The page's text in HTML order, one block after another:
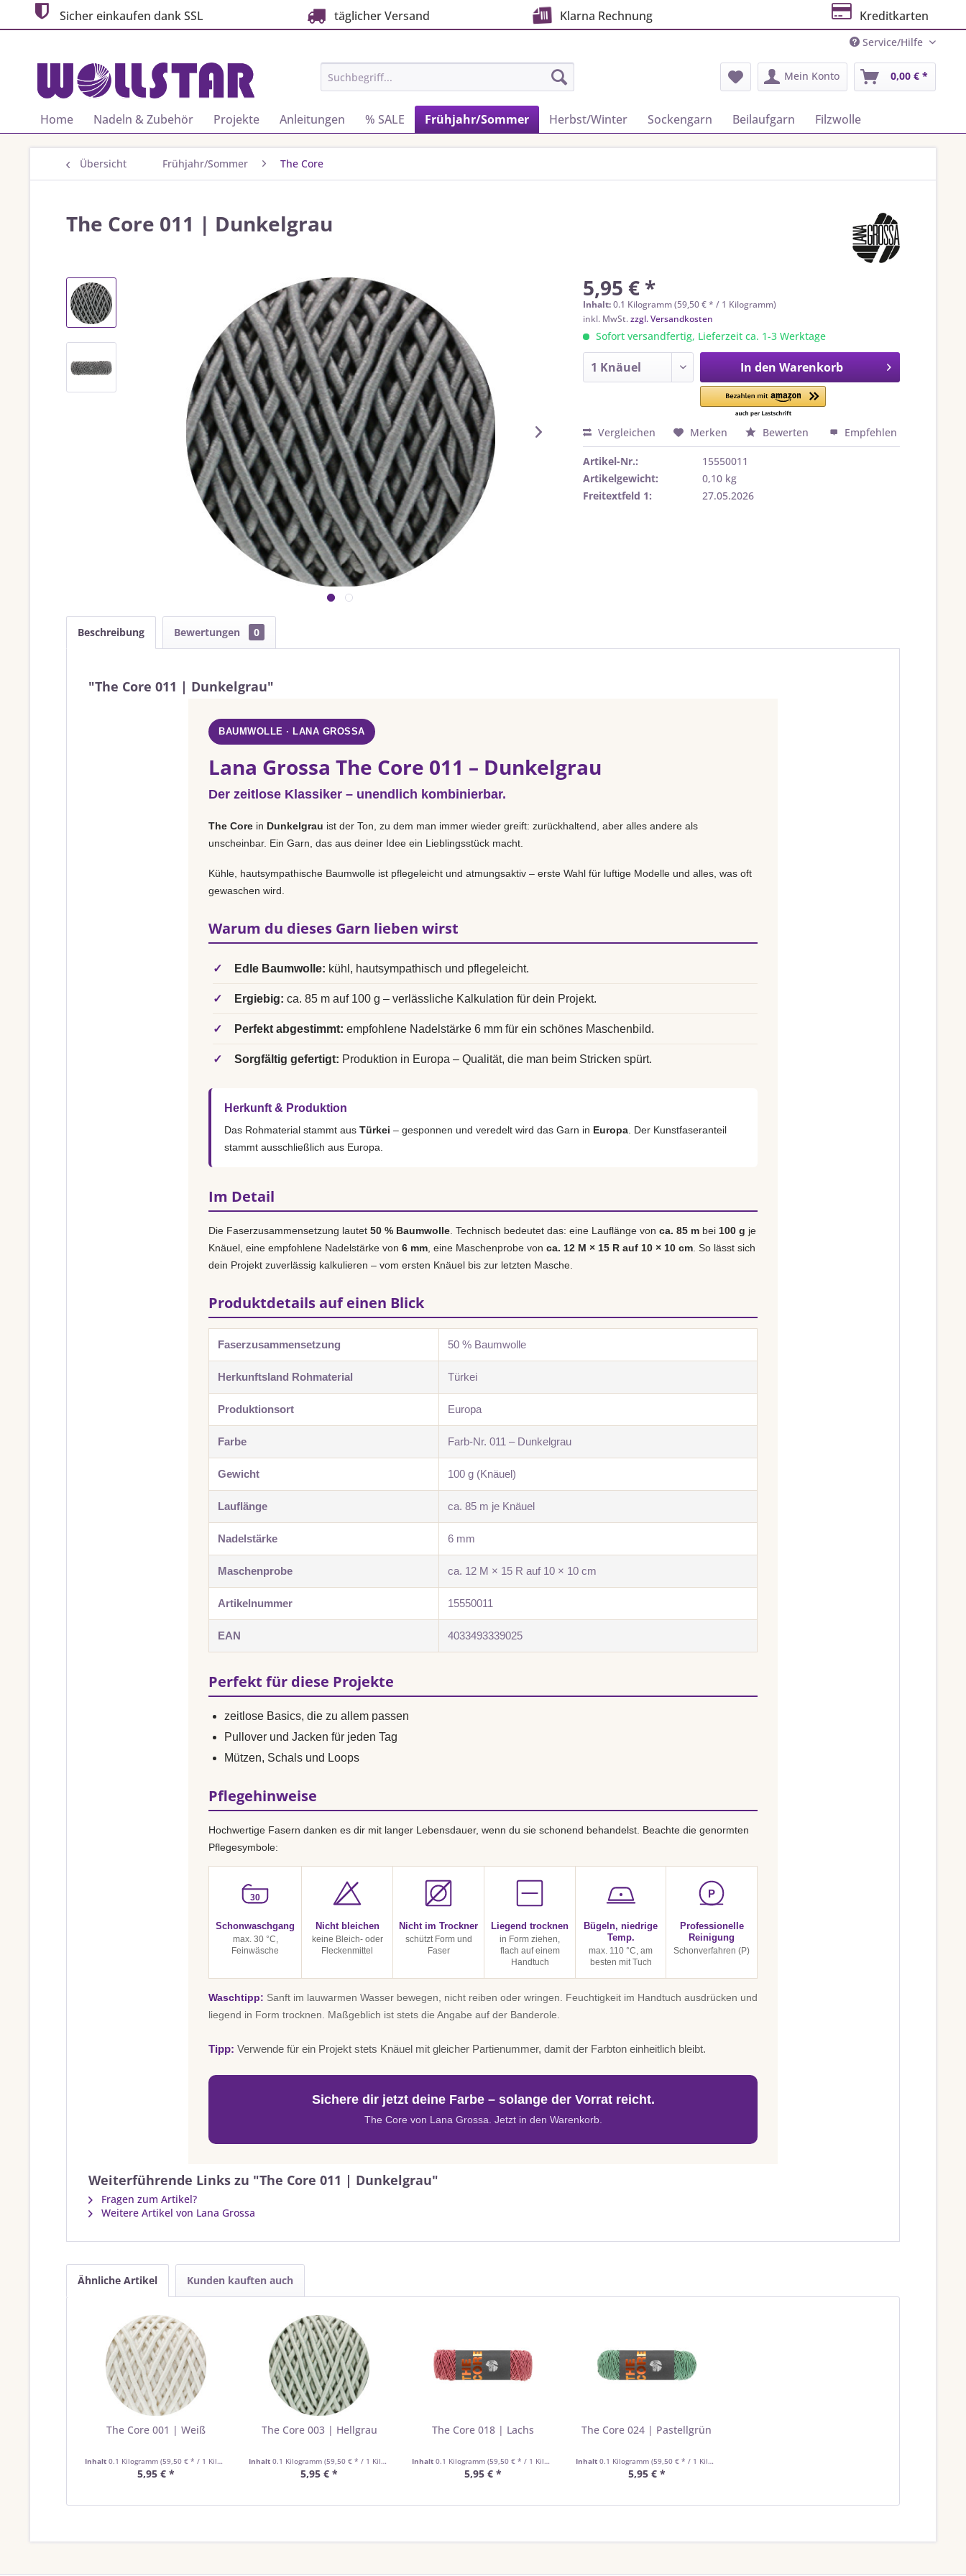
Sicher einkaufen dank SSL täglicher Versand Klarna Rechnung Kreditkarten
Service/Hilfe
Mein Konto 0,00 € *
Home Nadeln & Zubehör Projekte Anleitungen % SALE Frühjahr/Sommer Herbst/Winter Sockengarn Beilaufgarn Filzwolle
Übersicht Frühjahr/Sommer The Core
The Core 011 | Dunkelgrau
5,95 € *
Inhalt:0.1 Kilogramm (59,50 € * / 1 Kilogramm)
inkl. MwSt.zzgl. Versandkosten
Sofort versandfertig, Lieferzeit ca. 1-3 Werktage
In den Warenkorb
Vergleichen Merken Bewerten Empfehlen
Artikel-Nr.:
15550011
Artikelgewicht:
0,10 kg
Freitextfeld 1:
27.05.2026
Beschreibung Bewertungen 0
"The Core 011 | Dunkelgrau"
BAUMWOLLE · LANA GROSSA
Lana Grossa The Core 011 – Dunkelgrau
Der zeitlose Klassiker – unendlich kombinierbar.
The Core in Dunkelgrau ist der Ton, zu dem man immer wieder greift: zurückhaltend, aber alles andere als
unscheinbar. Ein Garn, das aus deiner Idee ein Lieblingsstück macht.
Kühle, hautsympathische Baumwolle ist pflegeleicht und atmungsaktiv – erste Wahl für luftige Modelle und alles, was oft
gewaschen wird.
Warum du dieses Garn lieben wirst
✓ Edle Baumwolle: kühl, hautsympathisch und pflegeleicht.
✓ Ergiebig: ca. 85 m auf 100 g – verlässliche Kalkulation für dein Projekt.
✓ Perfekt abgestimmt: empfohlene Nadelstärke 6 mm für ein schönes Maschenbild.
✓ Sorgfältig gefertigt: Produktion in Europa – Qualität, die man beim Stricken spürt.
Herkunft & Produktion
Das Rohmaterial stammt aus Türkei – gesponnen und veredelt wird das Garn in Europa . Der Kunstfaseranteil
stammt ausschließlich aus Europa.
Im Detail
Die Faserzusammensetzung lautet 50 % Baumwolle . Technisch bedeutet das: eine Lauflänge von ca. 85 m bei 100 g je
Knäuel, eine empfohlene Nadelstärke von 6 mm , eine Maschenprobe von ca. 12 M × 15 R auf 10 × 10 cm . So lässt sich
dein Projekt zuverlässig kalkulieren – vom ersten Knäuel bis zur letzten Masche.
Produktdetails auf einen Blick
Faserzusammensetzung 50 % Baumwolle
Herkunftsland Rohmaterial Türkei
Produktionsort Europa
Farbe Farb-Nr. 011 – Dunkelgrau
Gewicht 100 g (Knäuel)
Lauflänge ca. 85 m je Knäuel
Nadelstärke 6 mm
Maschenprobe ca. 12 M × 15 R auf 10 × 10 cm
Artikelnummer 15550011
EAN 4033493339025
Perfekt für diese Projekte
zeitlose Basics, die zu allem passen
Pullover und Jacken für jeden Tag
Mützen, Schals und Loops
Pflegehinweise
Hochwertige Fasern danken es dir mit langer Lebensdauer, wenn du sie schonend behandelst. Beachte die genormten
Pflegesymbole:
30
Schonwaschgang
max. 30 °C,
Feinwäsche
Nicht bleichen
keine Bleich- oder
Fleckenmittel
Nicht im Trockner
schützt Form und
Faser
Liegend trocknen
in Form ziehen,
flach auf einem
Handtuch
Bügeln, niedrige
Temp.
max. 110 °C, am
besten mit Tuch
P
Professionelle
Reinigung
Schonverfahren (P)
Waschtipp: Sanft im lauwarmen Wasser bewegen, nicht reiben oder wringen. Feuchtigkeit im Handtuch ausdrücken und
liegend in Form trocknen. Maßgeblich ist stets die Angabe auf der Banderole.
Tipp: Verwende für ein Projekt stets Knäuel mit gleicher Partienummer, damit der Farbton einheitlich bleibt.
Sichere dir jetzt deine Farbe – solange der Vorrat reicht.
The Core von Lana Grossa. Jetzt in den Warenkorb.
Weiterführende Links zu "The Core 011 | Dunkelgrau"
Fragen zum Artikel?
Weitere Artikel von Lana Grossa
Ähnliche Artikel Kunden kauften auch
The Core 001 | Weiß
Inhalt 0.1 Kilogramm (59,50 € * / 1 Kilogramm)
5,95 € *
The Core 003 | Hellgrau
Inhalt 0.1 Kilogramm (59,50 € * / 1 Kilogramm)
5,95 € *
The Core 018 | Lachs
Inhalt0.1 Kilogramm(59,50 € * / 1 Kilogramm)
5,95 € *
The Core 024 | Pastellgrün
Inhalt 0.1 Kilogramm (59,50 € * / 1 Kilogramm)
5,95 € *